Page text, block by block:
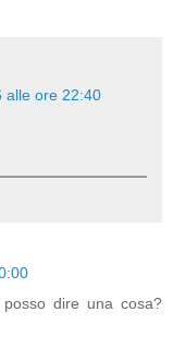
alle ore 22:40
dire una cosa?